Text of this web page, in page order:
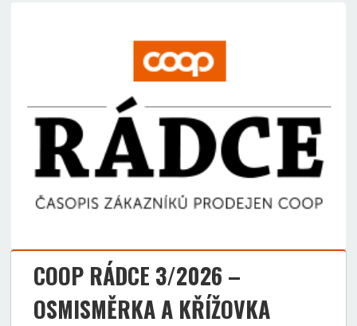
COOP RÁDCE 3/2026 –
OSMISMĚRKA A KŘÍŽOVKA